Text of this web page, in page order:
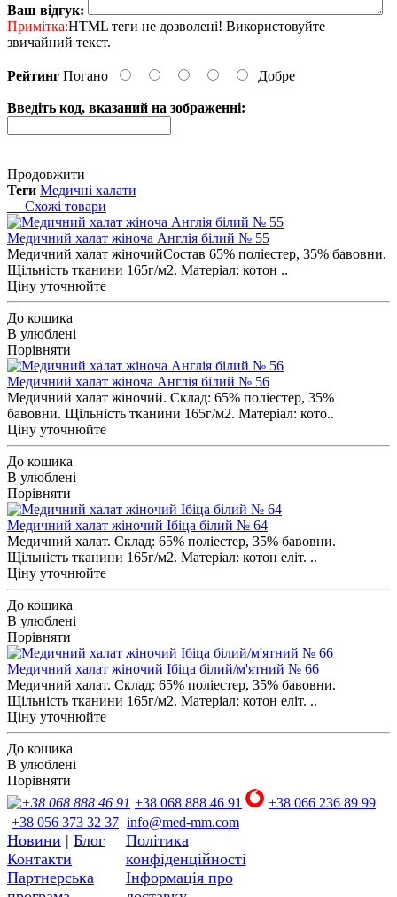
Ваш відгук:
Примітка:HTML теги не дозволені! Використовуйте
звичайний текст.
Рейтинг Погано Добре
Введіть код, вказаний на зображенні:
Продовжити
Теги Медичні халати
Схожі товари
Медичний халат жіноча Англія білий № 55
Медичний халат жіночийСостав 65% поліестер, 35% бавовни.
Щільність тканини 165г/м2. Матеріал: котон ..
Ціну уточнюйте
До кошика
В улюблені
Порівняти
Медичний халат жіноча Англія білий № 56
Медичний халат жіночий. Склад: 65% поліестер, 35%
бавовни. Щільність тканини 165г/м2. Матеріал: кото..
Ціну уточнюйте
До кошика
В улюблені
Порівняти
Медичний халат жіночий Ібіца білий № 64
Медичний халат. Склад: 65% поліестер, 35% бавовни.
Щільність тканини 165г/м2. Матеріал: котон еліт. ..
Ціну уточнюйте
До кошика
В улюблені
Порівняти
Медичний халат жіночий Ібіца білий/м'ятний № 66
Медичний халат. Склад: 65% поліестер, 35% бавовни.
Щільність тканини 165г/м2. Матеріал: котон еліт. ..
Ціну уточнюйте
До кошика
В улюблені
Порівняти
+38 068 888 46 91
+38 066 236 89 99
+38 056 373 32 37 info@med-mm.com
Новини | Блог
Контакти
Партнерська
Політика
конфіденційності
Інформація про